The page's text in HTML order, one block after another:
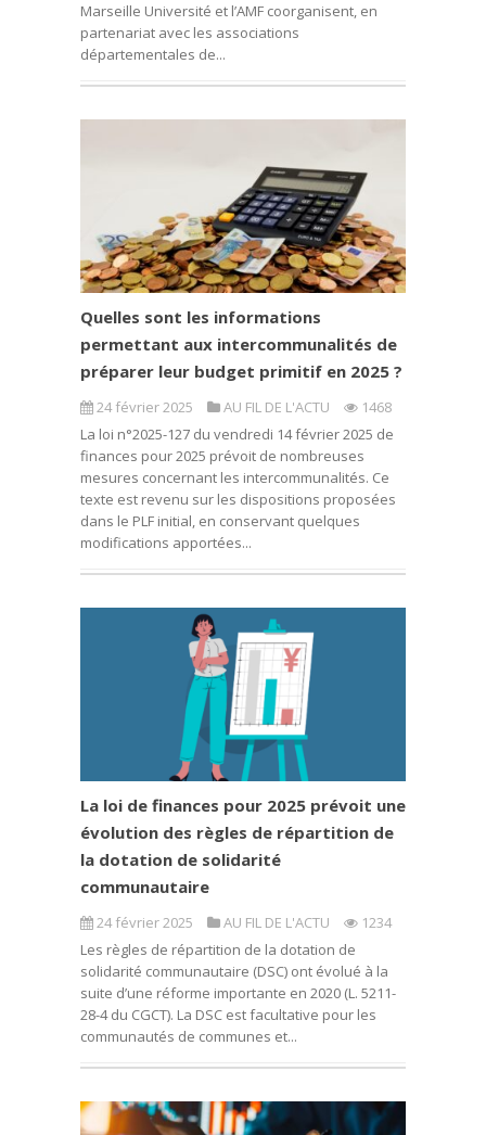
Marseille Université et l’AMF coorganisent, en
partenariat avec les associations
départementales de...
Quelles sont les informations
permettant aux intercommunalités de
préparer leur budget primitif en 2025 ?
24 février 2025 AU FIL DE L'ACTU
1468
La loi n°2025-127 du vendredi 14 février 2025 de
finances pour 2025 prévoit de nombreuses
mesures concernant les intercommunalités. Ce
texte est revenu sur les dispositions proposées
dans le PLF initial, en conservant quelques
modifications apportées...
La loi de finances pour 2025 prévoit une
évolution des règles de répartition de
la dotation de solidarité
communautaire
24 février 2025 AU FIL DE L'ACTU
1234
Les règles de répartition de la dotation de
solidarité communautaire (DSC) ont évolué à la
suite d’une réforme importante en 2020 (L. 5211-
28-4 du CGCT). La DSC est facultative pour les
communautés de communes et...